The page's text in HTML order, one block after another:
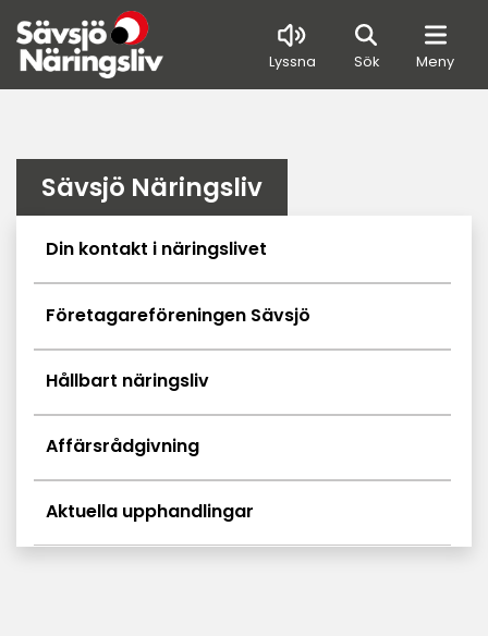
Lyssna Sök Meny
Sök
Sävsjö Näringsliv
Din kontakt i näringslivet
Företagareföreningen Sävsjö
Hållbart näringsliv
Affärsrådgivning
Aktuella upphandlingar